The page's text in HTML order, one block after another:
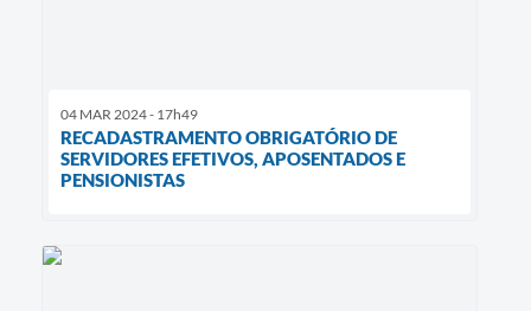
04 MAR 2024 - 17h49
RECADASTRAMENTO OBRIGATÓRIO DE
SERVIDORES EFETIVOS, APOSENTADOS E
PENSIONISTAS